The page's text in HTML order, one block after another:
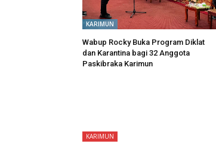
KARIMUN
Wabup Rocky Buka Program Diklat
dan Karantina bagi 32 Anggota
Paskibraka Karimun
KARIMUN